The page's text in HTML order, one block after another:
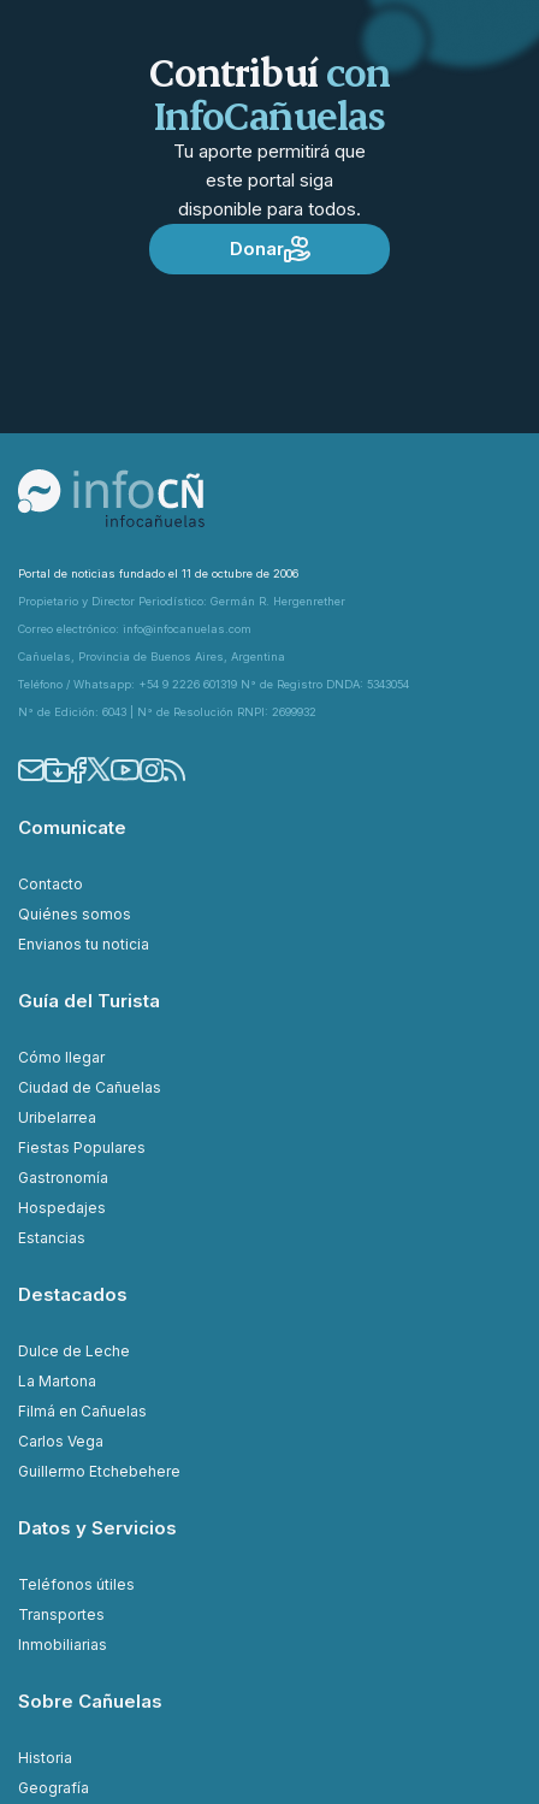
Contribuícon
InfoCañuelas
Tu aporte permitirá que
este portal siga
disponible para todos.
Donar
Portal de noticias fundado el 11 de octubre de 2006
Propietario y Director Periodístico: Germán R. Hergenrether
Correo electrónico: info@infocanuelas.com
Cañuelas, Provincia de Buenos Aires, Argentina
Teléfono / Whatsapp: +54 9 2226 601319 N° de Registro DNDA: 5343054
N° de Edición: 6043 | N° de Resolución RNPI: 2699932
Comunicate
Contacto
Quiénes somos
Envianos tu noticia
Guía del Turista
Cómo llegar
Ciudad de Cañuelas
Uribelarrea
Fiestas Populares
Gastronomía
Hospedajes
Estancias
Destacados
Dulce de Leche
La Martona
Filmá en Cañuelas
Carlos Vega
Guillermo Etchebehere
Datos y Servicios
Teléfonos útiles
Transportes
Inmobiliarias
Sobre Cañuelas
Historia
Geografía